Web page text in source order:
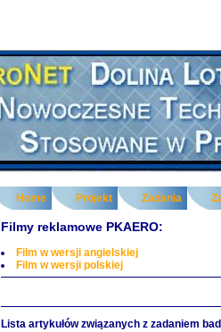
Home Projekt Zadania
Filmy reklamowe PKAERO:
Film w wersji angielskiej
Film w wersji polskiej
Lista artykułów związanych z zadaniem